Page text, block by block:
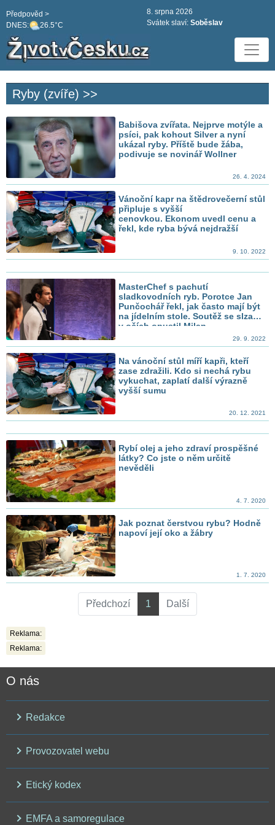
DNES: 26.5°C
Předpověd >
8. srpna 2026
Svátek slaví: Soběslav
Ryby (zvíře) >>
Babišova zvířata. Nejprve motýle a
psíci, pak kohout Silver a nyní
ukázal ryby. Příště bude žába,
podivuje se novinář Wollner
26. 4. 2024
Vánoční kapr na štědrovečerní stůl
připluje s vyšší
cenovkou. Ekonom uvedl cenu a
řekl, kde ryba bývá nejdražší
9. 10. 2022
MasterChef s pachutí
sladkovodních ryb. Porotce Jan
Punčochář řekl, jak často mají být
na jídelním stole. Soutěž se slzami
v očích opustil Milan
29. 9. 2022
Na vánoční stůl míří kapři, kteří
zase zdražili. Kdo si nechá rybu
vykuchat, zaplatí další výrazně
vyšší sumu
20. 12. 2021
Rybí olej a jeho zdraví prospěšné
látky? Co jste o něm určitě
nevěděli
4. 7. 2020
Jak poznat čerstvou rybu? Hodně
napoví její oko a žábry
1. 7. 2020
Předchozí 1 Další
Reklama:
Reklama:
O nás
Redakce
Provozovatel webu
Etický kodex
EMFA a samoregulace